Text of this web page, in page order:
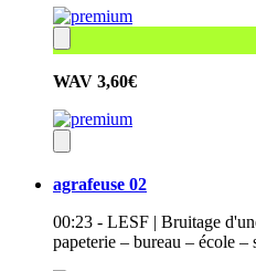
WAV 3,60€
agrafeuse 02
00:23 - LESF | Bruitage
papeterie – bureau – école –